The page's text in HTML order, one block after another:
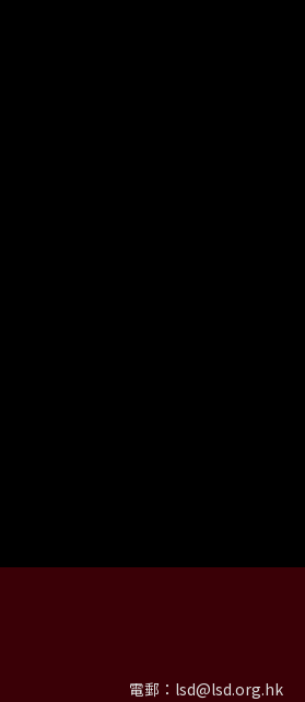
電郵： lsd@lsd.org.hk